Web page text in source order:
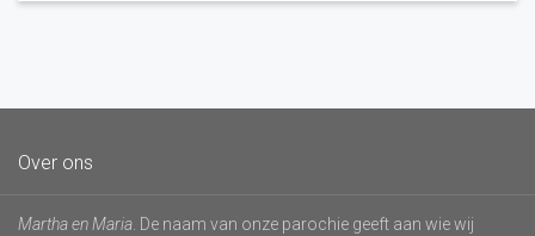
Over ons
Martha en Maria . De naam van onze parochie geeft aan wie wij